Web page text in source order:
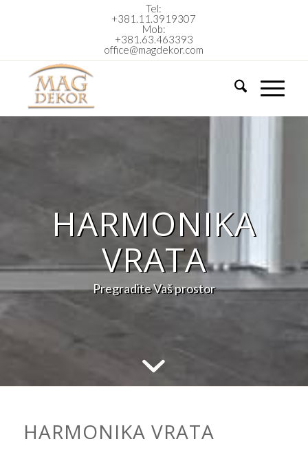
Tel:
+381.11.3919307
Mob:
+381.63.463393
office@magdekor.com
HARMONIKA
VRATA
Pregradite Vaš prostor
HARMONIKA VRATA